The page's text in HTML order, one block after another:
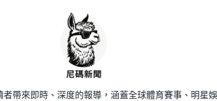
帶來即時、深度的報導，涵蓋全球體育賽事、明星